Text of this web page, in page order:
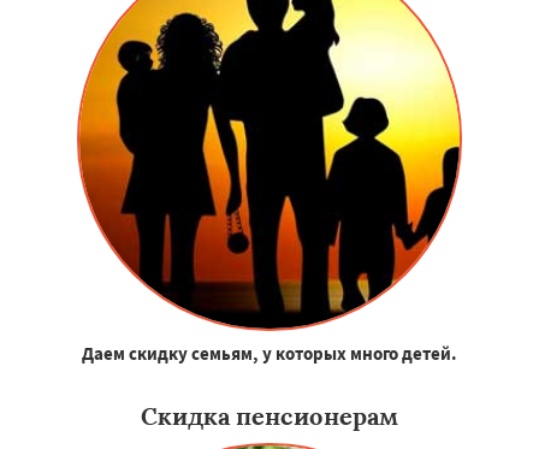
Даем скидку семьям, у которых много детей.
Скидка пенсионерам